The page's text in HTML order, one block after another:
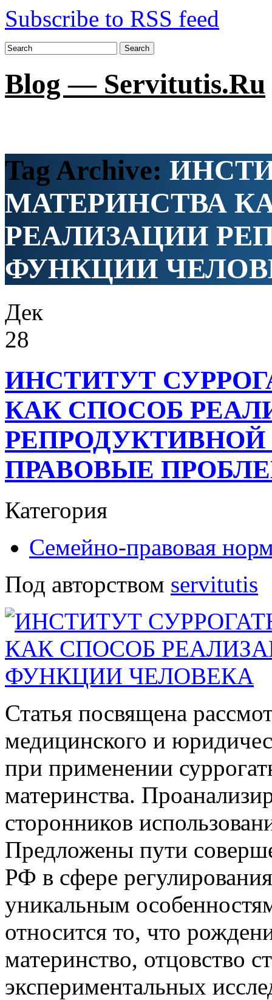
Subscribe to RSS feed
Search
Blog — Servitutis.Ru
Tag Archive:
МАТЕРИНСТВА
РЕАЛИЗАЦИИ
ФУНКЦИИ
Дек
28
ИНСТИТУТ
КАК СПОСОБ
ПРАВОВЫЕ
Категория
Семейно-правовая
Под авторством servitutis
Статья посвящена
медицинского и
при применении
материнства.
сторонников
Предложены пути
РФ в сфере
уникальным
относится то, что
материнство, отцовство
экспериментальных